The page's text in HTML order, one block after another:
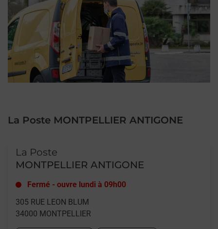
La Poste MONTPELLIER ANTIGONE
La Poste
MONTPELLIER ANTIGONE
Fermé - ouvre lundi à 09h00
305 RUE LEON BLUM
34000 MONTPELLIER